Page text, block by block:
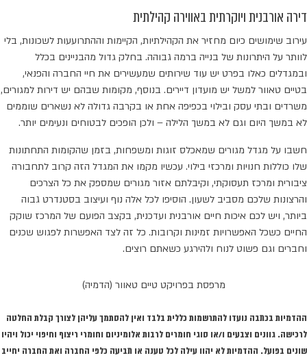
דירה אורבנית ויוקרתית באווירה קהילתית
עירוב שימושים כיום מחזיר את הקהילתיות, הקיימות וההתרועעות לשכונות, בלי
לוותר על היתרונות של בנייה ברמה גבוהה. בחלק גדול מהבניינים בכלל
ובמגדלים כאלו בפרט יש עוד שירותים שמעשירים את חיי החברה והפנאי,
בטיים טאוור למשל יש מועדון דיירים. בנוסף, מקומות שבהם יש דירות למגורים,
משרדים ובתי עסק ובילוי בכפיפה אחת או בקרבה גדולה לא נשארים שוממים
לא במשך היום וגם לא במשך הלילה – ולכן הופכים לבטוחים ונעימים יותר.
חשבו על מגדל מגורים שמאכלס זוגות ומשפחות, בזמן שהקומות התחתונות
שלו כוללות חנויות ומרכזי בילוי. עכשיו מקמו את המגדל הזה קרוב לתחבורה
ציבורית ומרכז תעסוקתי, וקיבלתם אזור מגורים שמספק את כל הצרכים
והרצונות שלכם מסביב לשעון. הוסיפו לכל אלה נוף ועיצוב בסטנדרט גבוה
ביותר, ויש לכם איכות חיים אורבנית ועדכנית, בקצב הפועם של המרכז שוקק
החיים כשכל האפשרויות זמינות וקרובות. כל זה לצד האפשרות לפגוש שכנים
וחברים וגם פשוט לנוח ולהירגע כשאתם רוצים.
מרפסת בפרויקט טיים טאוור (הדמיה)
ההדמיות בכתבה נועדו להתרשמות כללית בלבד ואין להסתמך עליהן לצורך קבלת החלטה
לרכישה. גוונים וצבעים ו/או סוגי חומרים לרבות אלומיניום וחומרי ריצוף וחיפוי יכול ויהיו
שונים בפועל. ההדמיות לא יהוו עילה לכל טענה או תביעה כלפי החברה ואת החברה יחייב